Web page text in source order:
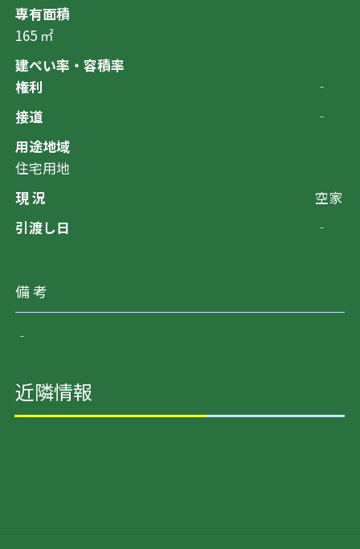
専有面積
165 ㎡
建ぺい率・容積率
権利
‐
接道
‐
用途地域
住宅用地
現 況
空家
引渡し日
‐
備 考
‐
近隣情報